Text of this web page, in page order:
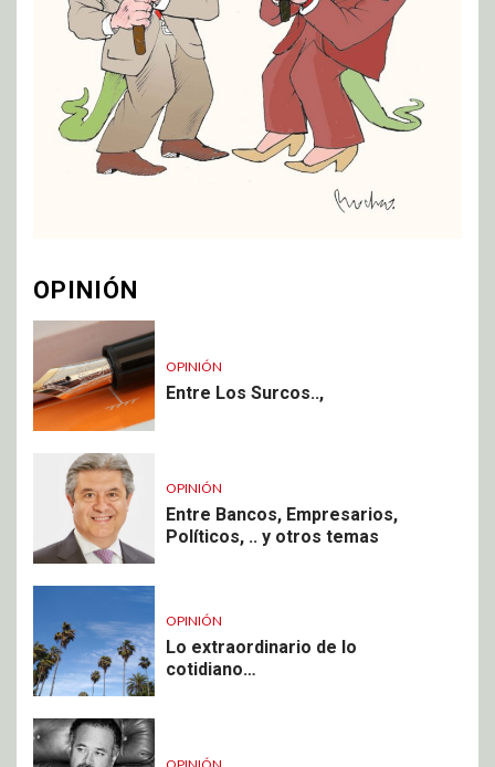
OPINIÓN
OPINIÓN
Entre Los Surcos..,
OPINIÓN
Entre Bancos, Empresarios,
Políticos, .. y otros temas
OPINIÓN
Lo extraordinario de lo
cotidiano…